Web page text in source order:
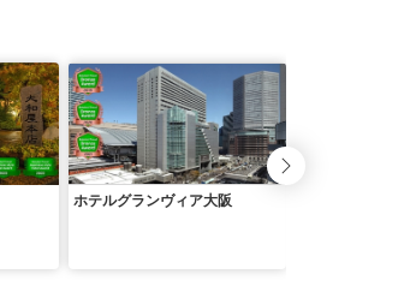
ホテルグランヴィア大阪